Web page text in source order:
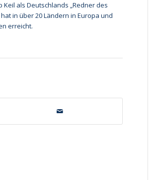
Keil als Deutschlands „Redner des
in über 20 Ländern in Europa und
erreicht.